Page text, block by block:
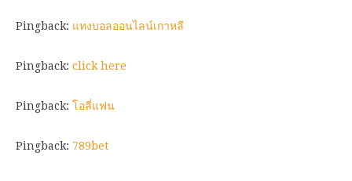
Pingback: แทงบอลออนไลน์เกาหลี
Pingback: click here
Pingback: โอลี่แฟน
Pingback: 789bet